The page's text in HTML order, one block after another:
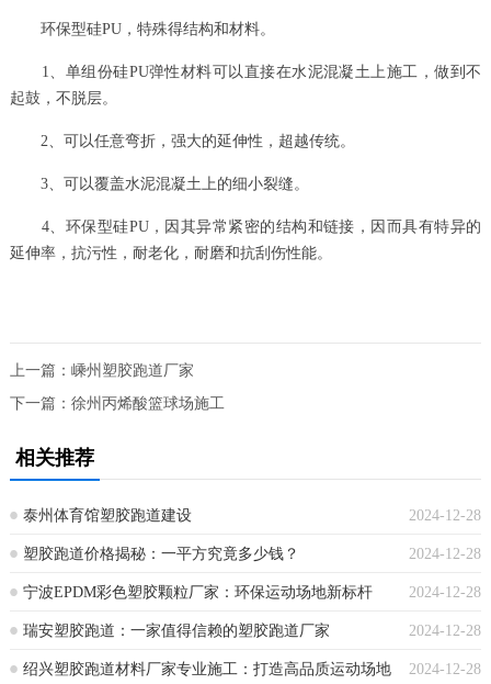
环保型硅PU，特殊得结构和材料。
1、单组份硅PU弹性材料可以直接在水泥混凝土上施工，做到不
起鼓，不脱层。
2、可以任意弯折，强大的延伸性，超越传统。
3、可以覆盖水泥混凝土上的细小裂缝。
4、环保型硅PU，因其异常紧密的结构和链接，因而具有特异的
延伸率，抗污性，耐老化，耐磨和抗刮伤性能。
上一篇： 嵊州塑胶跑道厂家
下一篇： 徐州丙烯酸篮球场施工
相关推荐
2024-12-28
泰州体育馆塑胶跑道建设
2024-12-28
塑胶跑道价格揭秘：一平方究竟多少钱？
2024-12-28
宁波EPDM彩色塑胶颗粒厂家：环保运动场地新标杆
2024-12-28
瑞安塑胶跑道：一家值得信赖的塑胶跑道厂家
2024-12-28
绍兴塑胶跑道材料厂家专业施工：打造高品质运动场地